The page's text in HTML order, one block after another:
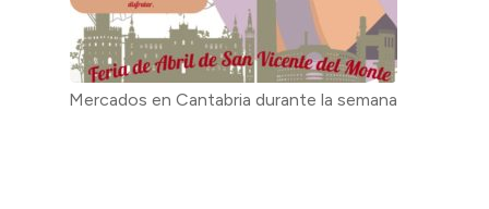
Mercados en Cantabria durante la semana